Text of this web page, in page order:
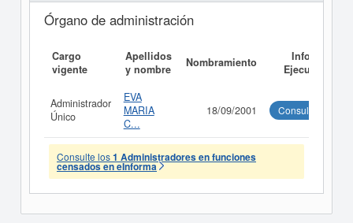
Órgano de administración
Cargo
vigente
Apellidos
y nombre
Nombramiento
Informe
Ejecutivo
Administrador
Único
EVA
MARIA
C...
18/09/2001 Consultar
Consulte los1 Administradores en funciones
censados en eInforma